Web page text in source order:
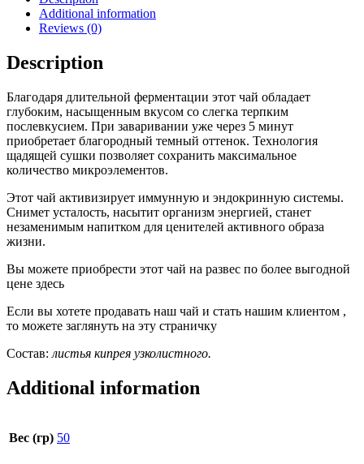
Additional information
Reviews (0)
Description
Благодаря длительной ферментации этот чай обладает
глубоким, насыщенным вкусом со слегка терпким
послевкусием. При заваривании уже через 5 минут
приобретает благородный темный оттенок. Технология
щадящей сушки позволяет сохранить максимальное
количество микроэлементов.
Этот чай активизирует иммунную и эндокринную системы.
Снимет усталость, насытит организм энергией, станет
незаменимым напитком для ценителей активного образа
жизни.
Вы можете приобрести этот чай на развес по более выгодной
цене здесь
Если вы хотете продавать наш чай и стать нашим клиентом ,
то можете заглянуть на эту страничку
Состав: листья кипрея узколистного.
Additional information
Вес (гр) 50